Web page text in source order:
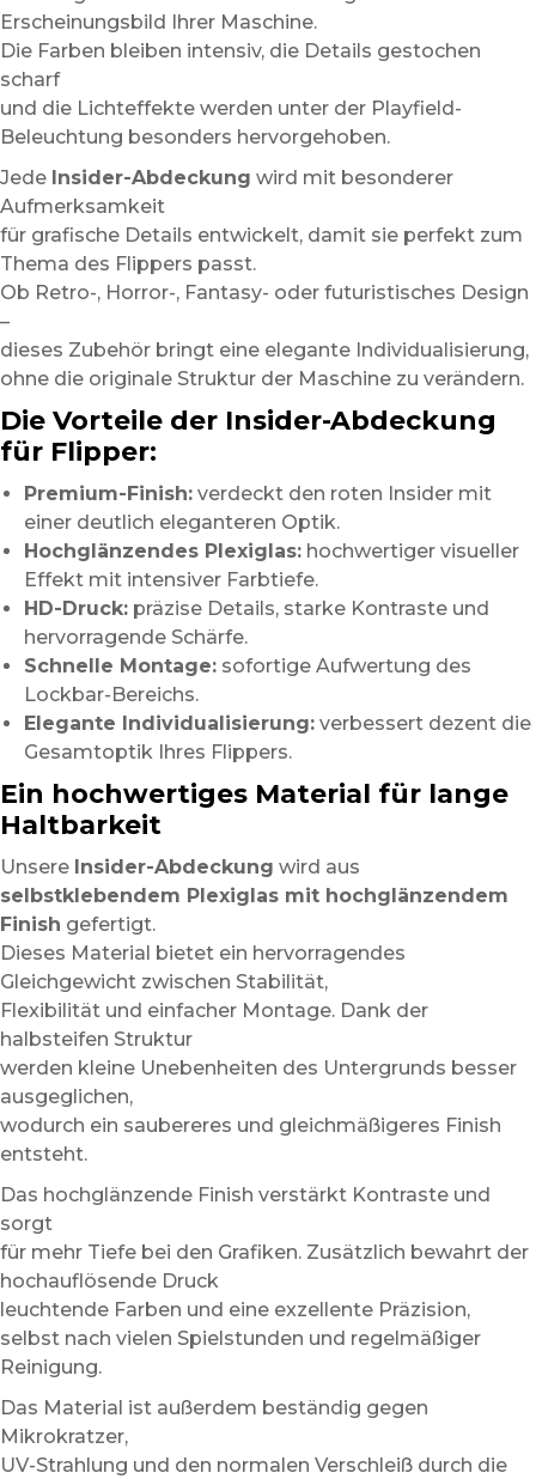
Erscheinungsbild Ihrer Maschine.
Die Farben bleiben intensiv, die Details gestochen
scharf
und die Lichteffekte werden unter der Playfield-
Beleuchtung besonders hervorgehoben.
Jede Insider-Abdeckung wird mit besonderer
Aufmerksamkeit
für grafische Details entwickelt, damit sie perfekt zum
Thema des Flippers passt.
Ob Retro-, Horror-, Fantasy- oder futuristisches Design
–
dieses Zubehör bringt eine elegante Individualisierung,
ohne die originale Struktur der Maschine zu verändern.
Die Vorteile der Insider-Abdeckung
für Flipper:
Premium-Finish: verdeckt den roten Insider mit
einer deutlich eleganteren Optik.
Hochglänzendes Plexiglas: hochwertiger visueller
Effekt mit intensiver Farbtiefe.
HD-Druck: präzise Details, starke Kontraste und
hervorragende Schärfe.
Schnelle Montage: sofortige Aufwertung des
Lockbar-Bereichs.
Elegante Individualisierung: verbessert dezent die
Gesamtoptik Ihres Flippers.
Ein hochwertiges Material für lange
Haltbarkeit
Unsere Insider-Abdeckung wird aus
selbstklebendem Plexiglas mit hochglänzendem
Finish gefertigt.
Dieses Material bietet ein hervorragendes
Gleichgewicht zwischen Stabilität,
Flexibilität und einfacher Montage. Dank der
halbsteifen Struktur
werden kleine Unebenheiten des Untergrunds besser
ausgeglichen,
wodurch ein saubereres und gleichmäßigeres Finish
entsteht.
Das hochglänzende Finish verstärkt Kontraste und
sorgt
für mehr Tiefe bei den Grafiken. Zusätzlich bewahrt der
hochauflösende Druck
leuchtende Farben und eine exzellente Präzision,
selbst nach vielen Spielstunden und regelmäßiger
Reinigung.
Das Material ist außerdem beständig gegen
Mikrokratzer,
UV-Strahlung und den normalen Verschleiß durch die